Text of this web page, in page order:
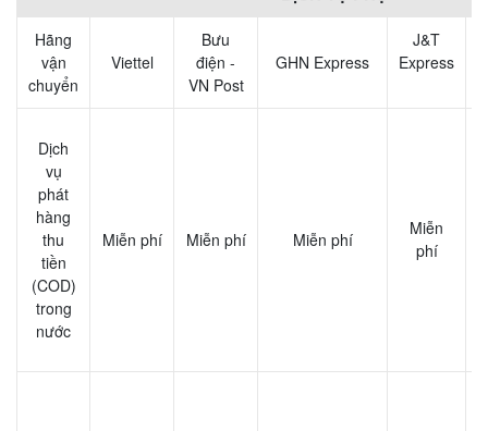
Hãng
vận
chuyển
Viettel
Bưu
điện -
VN Post
GHN Express
J&T
Express
Dịch
vụ
phát
hàng
thu
tiền
(COD)
trong
nước
Miễn phí Miễn phí Miễn phí
Miễn
phí